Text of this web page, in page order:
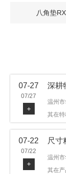
八角垫
07-27
07/27
+
深耕
温州
其在
品，
07-22
07/22
+
尺寸
温州
其在